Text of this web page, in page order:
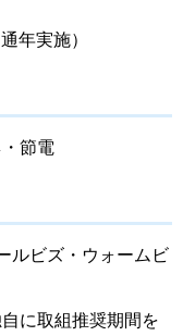
年実施）
節電
ルビズ・ウォームビ
に取組推奨期間を